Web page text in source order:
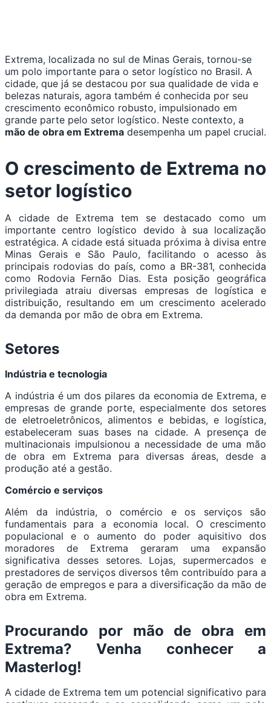
Extrema, localizada no sul de Minas Gerais, tornou-se
um polo importante para o setor logístico no Brasil. A
cidade, que já se destacou por sua qualidade de vida e
belezas naturais, agora também é conhecida por seu
crescimento econômico robusto, impulsionado em
grande parte pelo setor logístico. Neste contexto, a
mão de obra em Extrema desempenha um papel crucial.
O crescimento de Extrema no
setor logístico
A cidade de Extrema tem se destacado como um
importante centro logístico devido à sua localização
estratégica. A cidade está situada próxima à divisa entre
Minas Gerais e São Paulo, facilitando o acesso às
principais rodovias do país, como a BR-381, conhecida
como Rodovia Fernão Dias. Esta posição geográfica
privilegiada atraiu diversas empresas de logística e
distribuição, resultando em um crescimento acelerado
da demanda por mão de obra em Extrema.
Setores
Indústria e tecnologia
A indústria é um dos pilares da economia de Extrema, e
empresas de grande porte, especialmente dos setores
de eletroeletrônicos, alimentos e bebidas, e logística,
estabeleceram suas bases na cidade. A presença de
multinacionais impulsionou a necessidade de uma mão
de obra em Extrema para diversas áreas, desde a
produção até a gestão.
Comércio e serviços
Além da indústria, o comércio e os serviços são
fundamentais para a economia local. O crescimento
populacional e o aumento do poder aquisitivo dos
moradores de Extrema geraram uma expansão
significativa desses setores. Lojas, supermercados e
prestadores de serviços diversos têm contribuído para a
geração de empregos e para a diversificação da mão de
obra em Extrema.
Procurando por mão de obra em
Extrema? Venha conhecer a
Masterlog!
A cidade de Extrema tem um potencial significativo para